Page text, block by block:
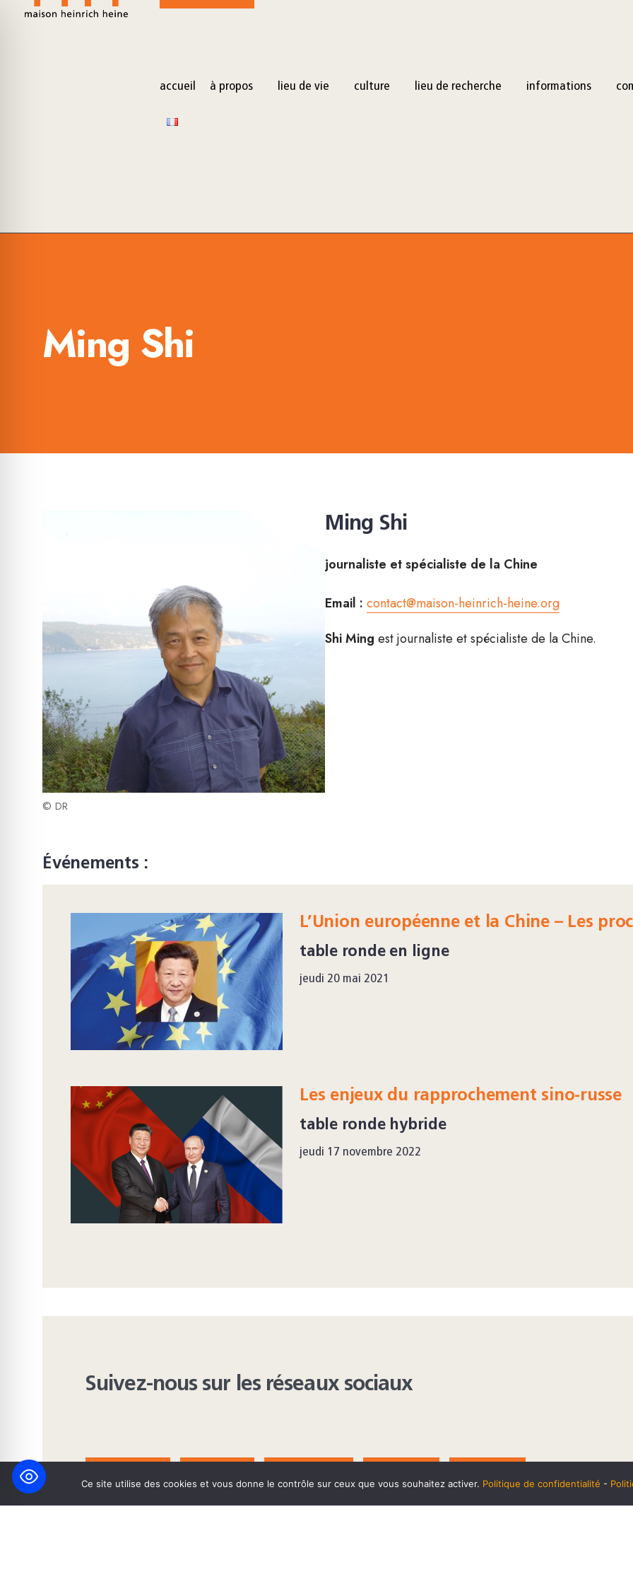
accueil à propos lieu de vie culture lieu de recherche informations
Ming Shi
© DR
Ming Shi
journaliste et spécialiste de la Chine
Email : contact@maison-heinrich-heine.org
Shi Ming est journaliste et spécialiste de la Chine.
Événements :
L’Union européenne et la Chine – Les
table ronde en ligne
jeudi 20 mai 2021
Les enjeux du rapprochement sino-russe
table ronde hybride
jeudi 17 novembre 2022
Suivez-nous sur les réseaux sociaux
Ce site utilise des cookies et vous donne le contrôle sur ceux que vous souhaitez activer. Politique de confidentialité -